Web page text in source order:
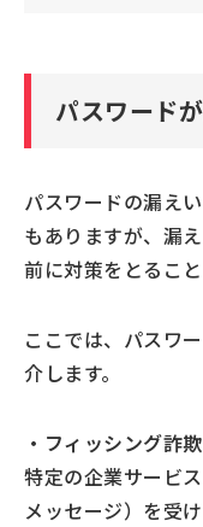
パスワード
パスワードの漏え
もありますが、漏
前に対策をとること
ここでは、パスワ
介します。
・フィッシング詐欺
特定の企業サービ
メッセージ）を受